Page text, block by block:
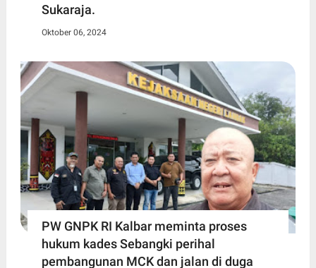
Sukaraja.
Oktober 06, 2024
PW GNPK RI Kalbar meminta proses
hukum kades Sebangki perihal
pembangunan MCK dan jalan di duga